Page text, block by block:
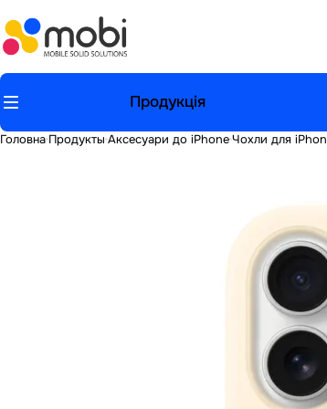
Продукція
Головна Продукты Аксесуари до iPhoneЧохли для